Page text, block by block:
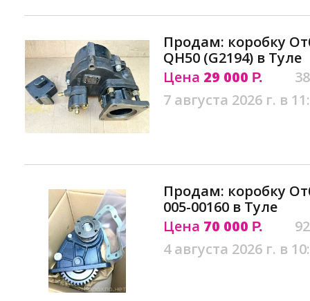
Продам: коробку
QH50 (G2194) в Туле
Цена 29 000 Р.
7 августа 2026 г. в
Продам: коробку
005-00160 в Туле
Цена 70 000 Р.
4 августа 2026 г. в